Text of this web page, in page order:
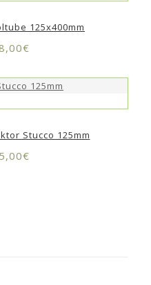
125x400mm
€
Stucco 125mm
€